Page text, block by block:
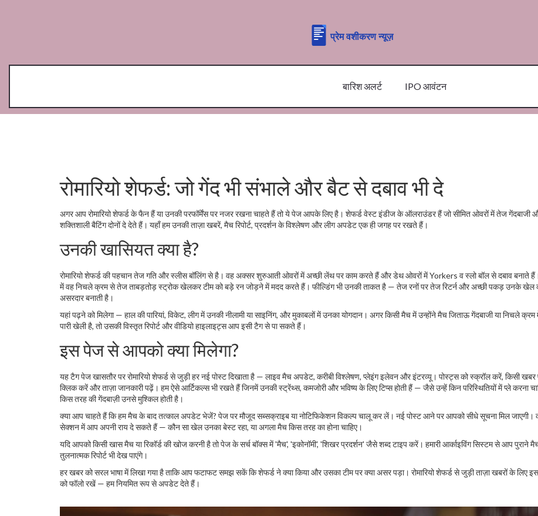
बारिश अलर्ट IPO आवंटन
रोमारियो शेफर्ड: जो गेंद भी संभाले और बैट से दबाव भी दे
अगर आप रोमारियो शेफर्ड के फैन हैं या उनकी परफॉर्मेंस पर नजर रखना चाहते हैं तो ये पेज आपके लिए है। शेफर्ड वेस्ट इंडीज के ऑलराउंडर हैं जो सीमित ओवरों में तेज गेंदबाजी
शक्तिशाली बैटिंग दोनों दे देते हैं। यहाँ हम उनकी ताज़ा खबरें, मैच रिपोर्ट, प्रदर्शन के विश्लेषण और लीग अपडेट एक ही जगह पर रखते हैं।
उनकी खासियत क्या है?
रोमारियो शेफर्ड की पहचान तेज गति और स्लीस बॉलिंग से है। वह अक्सर शुरुआती ओवरों में अच्छी लेंथ पर काम करते हैं और डेथ ओवरों में Yorkers व स्लो बॉल से दबाव बनाते
में वह निचले क्रम से तेज ताबड़तोड़ स्ट्रोक खेलकर टीम को बड़े रन जोड़ने में मदद करते हैं। फील्डिंग भी उनकी ताकत है — तेज रनों पर तेज रिटर्न और अच्छी पकड़ उनके खेल
असरदार बनाती है।
यहां पढ़ने को मिलेगा — हाल की पारियां, विकेट, लीग में उनकी नीलामी या साइनिंग, और मुकाबलों में उनका योगदान। अगर किसी मैच में उन्होंने मैच जिताऊ गेंदबाजी या निचले क्रम
पारी खेली है, तो उसकी विस्तृत रिपोर्ट और वीडियो हाइलाइट्स आप इसी टैग से पा सकते हैं।
इस पेज से आपको क्या मिलेगा?
यह टैग पेज खासतौर पर रोमारियो शेफर्ड से जुड़ी हर नई पोस्ट दिखाता है — लाइव मैच अपडेट, करीबी विश्लेषण, प्लेइंग इलेवन और इंटरव्यू। पोस्ट्स को स्क्रॉल करें, किसी खबर
क्लिक करें और ताज़ा जानकारी पढ़ें। हम ऐसे आर्टिकल्स भी रखते हैं जिनमें उनकी स्ट्रेंथ्स, कमजोरी और भविष्य के लिए टिप्स होती हैं — जैसे उन्हें किन परिस्थितियों में प्ले करना
किस तरह की गेंदबाज़ी उनसे मुश्किल होती है।
क्या आप चाहते हैं कि हम मैच के बाद तत्काल अपडेट भेजें? पेज पर मौजूद सब्सक्राइब या नोटिफिकेशन विकल्प चालू कर लें। नई पोस्ट आने पर आपको सीधे सूचना मिल जाएगी।
सेक्शन में आप अपनी राय दे सकते हैं — कौन सा खेल उनका बेस्ट रहा, या अगला मैच किस तरह का होना चाहिए।
यदि आपको किसी खास मैच या रिकॉर्ड की खोज करनी है तो पेज के सर्च बॉक्स में 'मैच', 'इकोनॉमी', 'शिखर प्रदर्शन' जैसे शब्द टाइप करें। हमारी आर्काइविंग सिस्टम से आप पुराने
तुलनात्मक रिपोर्ट भी देख पाएंगे।
हर खबर को सरल भाषा में लिखा गया है ताकि आप फटाफट समझ सकें कि शेफर्ड ने क्या किया और उसका टीम पर क्या असर पड़ा। रोमारियो शेफर्ड से जुड़ी ताज़ा खबरों के लिए
को फॉलो रखें — हम नियमित रूप से अपडेट देते हैं।